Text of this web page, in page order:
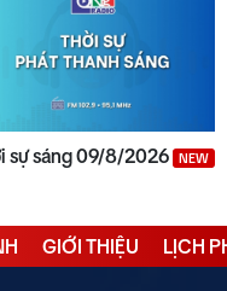
sự sáng 09/8/2026 NEW
GIỚI THIỆU LỊCH